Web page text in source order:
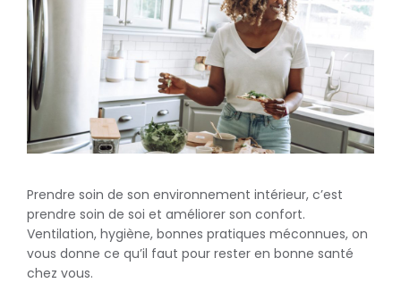
Prendre soin de son environnement intérieur, c’est
prendre soin de soi et améliorer son confort.
Ventilation, hygiène, bonnes pratiques méconnues, on
vous donne ce qu’il faut pour rester en bonne santé
chez vous.